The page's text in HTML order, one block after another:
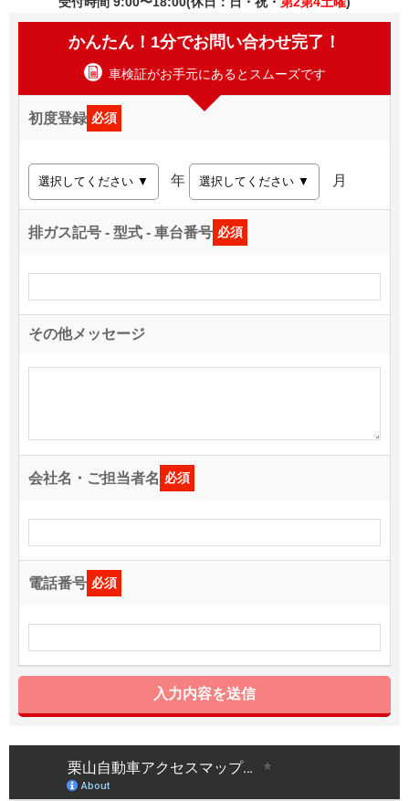
かんたん！1分でお問い合わせ完了！
車検証がお手元にあるとスムーズです
初度登録 必須
年 月
排ガス記号 - 型式 - 車台番号 必須
その他メッセージ
会社名・ご担当者名 必須
電話番号 必須
入力内容を送信